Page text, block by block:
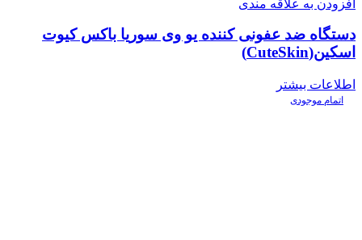
افزودن به علاقه مندی
دستگاه ضد عفونی کننده یو وی سوریا باکس کیوت
اسکین(CuteSkin)
اطلاعات بیشتر
اتمام موجودی